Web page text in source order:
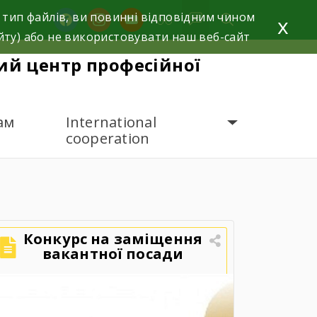
facebookinstagramyoutube
центр професійної
International
cooperation
Конкурс на заміщення
вакантної посади
файлів, ви повинні відповідним чином
або не використовувати наш веб-сайт
x